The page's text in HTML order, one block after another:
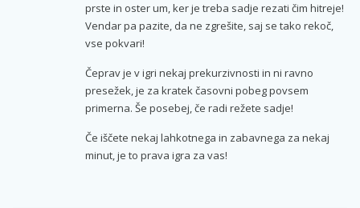
prste in oster um, ker je treba sadje rezati čim hitreje!
Vendar pa pazite, da ne zgrešite, saj se tako rekoč,
vse pokvari!
Čeprav je v igri nekaj prekurzivnosti in ni ravno
presežek, je za kratek časovni pobeg povsem
primerna. Še posebej, če radi režete sadje!
Če iščete nekaj lahkotnega in zabavnega za nekaj
minut, je to prava igra za vas!